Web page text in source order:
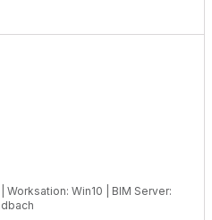
Worksation: Win10 | BIM Server: